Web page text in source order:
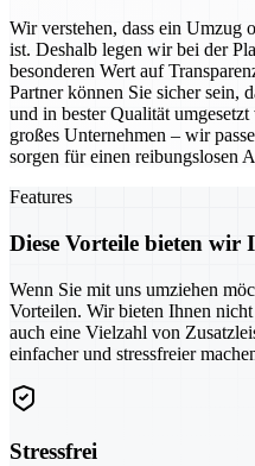
Wir verstehen, dass ein Umzug
ist. Deshalb legen wir bei der
besonderen Wert auf
Partner können Sie sicher sein,
und in bester Qualität
großes Unternehmen – wir
sorgen für einen reibungslosen
Features
Diese Vorteile bieten wir
Wenn Sie mit uns umziehen
Vorteilen. Wir bieten Ihnen
auch eine Vielzahl von
einfacher und stressfreier
Stressfrei